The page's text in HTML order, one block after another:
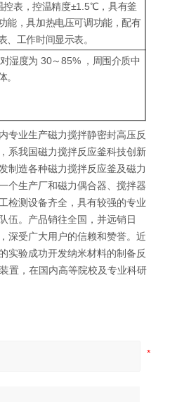
控表，控温精度±1.5℃，具有釜
能，具加热电压可调功能，配有
、工作时间显示表。
湿度为 30～85% ，周围介质中
。
专业生产磁力搅拌静密封高压反
系我国磁力搅拌反应釜科技创新
制造各种磁力搅拌反应釜及磁力
个生产厂和磁力偶合器、搅拌器
检测设备齐全，具有较强的专业
伍。产品销往全国，并远销日
深受广大用户的信赖和赞誉。近
实验成功开发纳米材料的制备反
置，在国内高等院校及专业科研